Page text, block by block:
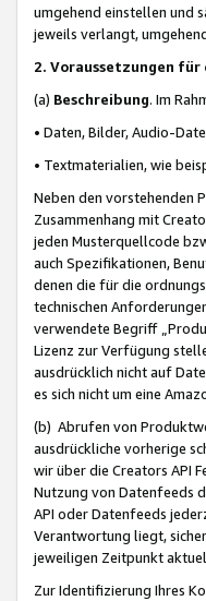
umgehend einstellen und
jeweils verlangt,
2. Voraussetzungen für
(a) Beschreibung. Im
• Daten, Bilder, Audio-
• Textmaterialien, wie
Neben den vorstehenden
Zusammenhang mit
jeden Musterquellcode
auch Spezifikationen,
denen die für die
technischen
verwendete Begriff
Lizenz zur Verfügung
ausdrücklich nicht auf
es sich nicht um eine
(b) Abrufen von
ausdrückliche vorherige
wir über die Creators API
Nutzung von Datenfeeds
API oder Datenfeeds
Verantwortung liegt,
jeweiligen Zeitpunkt
Zur Identifizierung Ihres